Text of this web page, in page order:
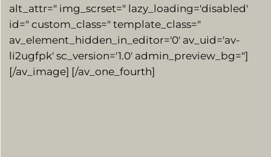
alt_attr=" img_scrset=" lazy_loading='disabled'
id=" custom_class=" template_class="
av_element_hidden_in_editor='0′ av_uid='av-
li2ugfpk' sc_version='1.0′ admin_preview_bg="]
[/av_image] [/av_one_fourth]